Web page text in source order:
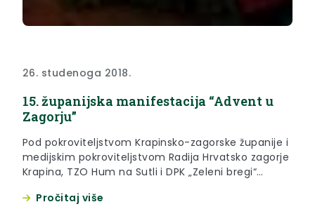
26. studenoga 2018.
15. županijska manifestacija “Advent u
Zagorju”
Pod pokroviteljstvom Krapinsko-zagorske županije i
medijskim pokroviteljstvom Radija Hrvatsko zagorje
Krapina, TZO Hum na Sutli i DPK „Zeleni bregi“
manifestacija „ADVENT U ZAGORJU“, uz obred
Pročitaj više